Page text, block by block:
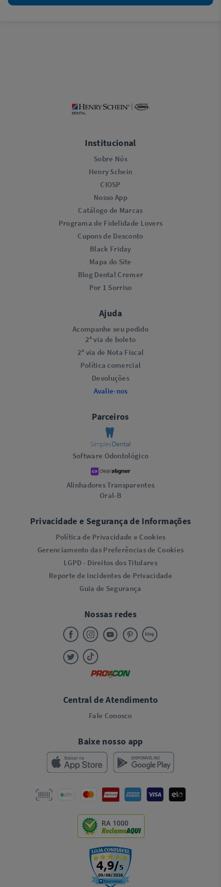
Institucional
Sobre Nós
Henry Schein
CIOSP
Nosso App
Catálogo de Marcas
Programa de Fidelidade Lovers​
Cupons de Desconto
Black Friday
Mapa do Site
Blog Dental Cremer
Por 1 Sorriso
Ajuda
Acompanhe seu pedido
2ª via de boleto
2ª via de Nota Fiscal
Política comercial
Devoluções
Avalie-nos
Parceiros
Software Odontológico
Alinhadores Transparentes
Oral-B
Privacidade e Segurança de Informações
Política de Privacidade e Cookies
Gerenciamento das Preferências de Cookies
LGPD - Direitos dos Titulares
Reporte de Incidentes de Privacidade
Guia de Segurança
Nossas redes
Central de Atendimento
Fale Conosco
Baixe nosso app
RA 1000